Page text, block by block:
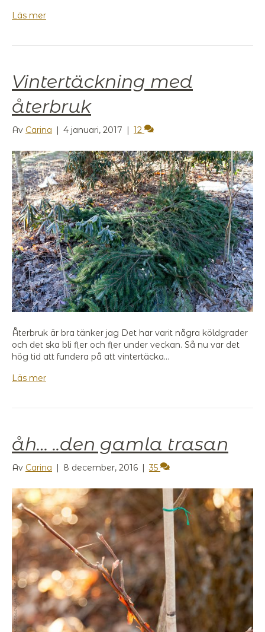
Läs mer
Vintertäckning med
återbruk
Av Carina | 4 januari, 2017 | 12
Återbruk är bra tänker jag Det har varit några köldgrader
och det ska bli fler och fler under veckan. Så nu var det
hög tid att fundera på att vintertäcka…
Läs mer
åh… ..den gamla trasan
Av Carina | 8 december, 2016 | 35